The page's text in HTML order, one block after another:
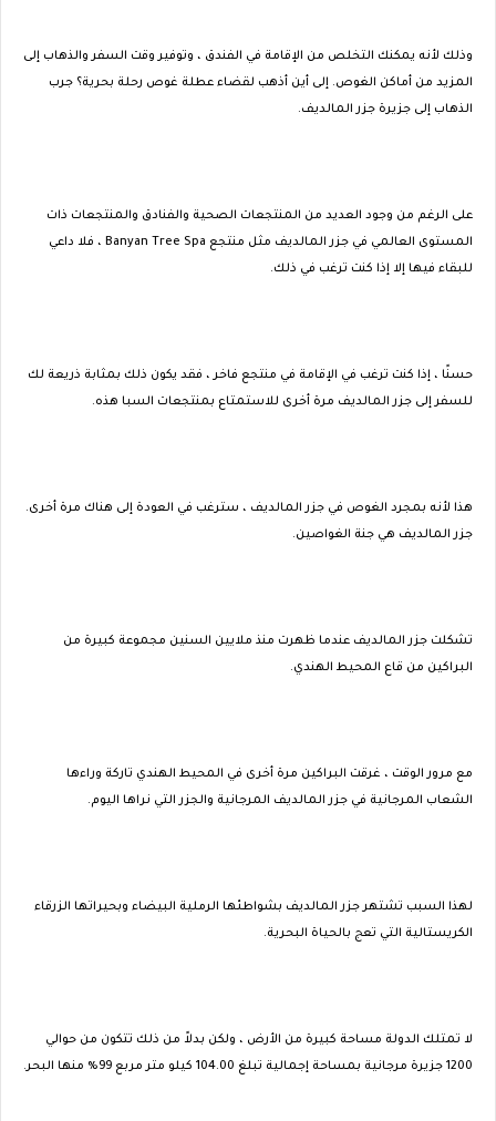
وذلك لأنه يمكنك التخلص من الإقامة في الفندق ، وتوفير وقت السفر والذهاب إلى
المزيد من أماكن الغوص. إلى أين أذهب لقضاء عطلة غوص رحلة بحرية؟ جرب
الذهاب إلى جزيرة جزر المالديف.
على الرغم من وجود العديد من المنتجعات الصحية والفنادق والمنتجعات ذات
المستوى العالمي في جزر المالديف مثل منتجع Banyan Tree Spa ، فلا داعي
للبقاء فيها إلا إذا كنت ترغب في ذلك.
حسنًا ، إذا كنت ترغب في الإقامة في منتجع فاخر ، فقد يكون ذلك بمثابة ذريعة لك
للسفر إلى جزر المالديف مرة أخرى للاستمتاع بمنتجعات السبا هذه.
هذا لأنه بمجرد الغوص في جزر المالديف ، سترغب في العودة إلى هناك مرة أخرى.
جزر المالديف هي جنة الغواصين.
تشكلت جزر المالديف عندما ظهرت منذ ملايين السنين مجموعة كبيرة من
البراكين من قاع المحيط الهندي.
مع مرور الوقت ، غرقت البراكين مرة أخرى في المحيط الهندي تاركة وراءها
الشعاب المرجانية في جزر المالديف المرجانية والجزر التي نراها اليوم.
لهذا السبب تشتهر جزر المالديف بشواطئها الرملية البيضاء وبحيراتها الزرقاء
الكريستالية التي تعج بالحياة البحرية.
لا تمتلك الدولة مساحة كبيرة من الأرض ، ولكن بدلاً من ذلك تتكون من حوالي
1200 جزيرة مرجانية بمساحة إجمالية تبلغ 104.00 كيلو متر مربع 99٪ منها البحر.